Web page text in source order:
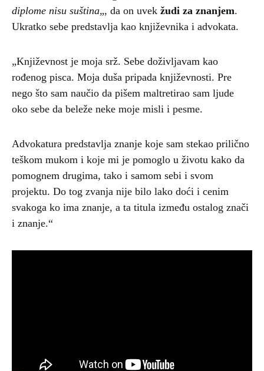
diplome nisu suština„, da on uvek žudi za znanjem.
Ukratko sebe predstavlja kao književnika i advokata.
„Književnost je moja srž. Sebe doživljavam kao
rođenog pisca. Moja duša pripada književnosti. Pre
nego što sam naučio da pišem maltretirao sam ljude
oko sebe da beleže neke moje misli i pesme.
Advokatura predstavlja znanje koje sam stekao prilično
teškom mukom i koje mi je pomoglo u životu kako da
pomognem drugima, tako i samom sebi i svom
projektu. Do tog zvanja nije bilo lako doći i cenim
svakoga ko ima znanje, a ta titula između ostalog znači
i znanje.“